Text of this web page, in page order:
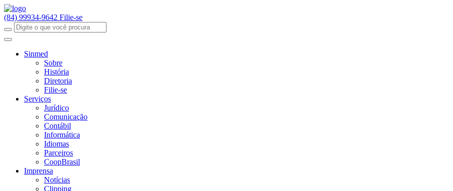
(84) 99934-9642 Filie-se
Sinmed
Sobre
História
Diretoria
Filie-se
Serviços
Jurídico
Comunicação
Contábil
Informática
Idiomas
Parceiros
CoopBrasil
Imprensa
Notícias
Clipping